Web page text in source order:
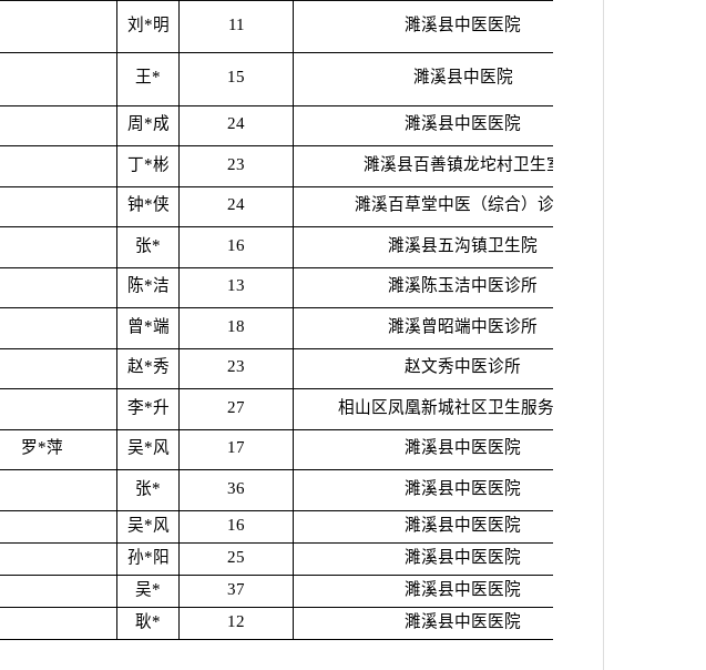
刘*明 11 濉溪县中医医院
王* 15 濉溪县中医院
周*成 24 濉溪县中医医院
丁*彬 23 濉溪县百善镇龙坨村卫生室
钟*侠 24 濉溪百草堂中医（综合）诊所
张* 16 濉溪县五沟镇卫生院
陈*洁 13 濉溪陈玉洁中医诊所
曾*端 18 濉溪曾昭端中医诊所
赵*秀 23 赵文秀中医诊所
李*升 27 相山区凤凰新城社区卫生服务中心
罗*萍 吴*风 17 濉溪县中医医院
张* 36 濉溪县中医医院
吴*风 16
濉溪县中医医院
孙*阳
25 濉溪县中医医院
吴* 37
濉溪县中医医院
耿*
12 濉溪县中医医院